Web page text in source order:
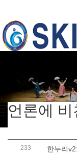
언론에
233 한누리